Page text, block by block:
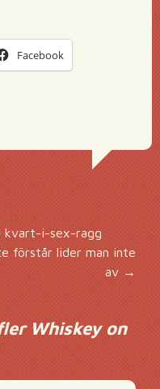
Facebook
kvart-i-sex-ragg
förstår lider man inte
av→
Whiskey on